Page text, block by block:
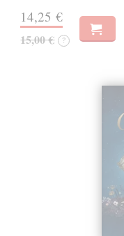
14,25 €
15,00 € ?